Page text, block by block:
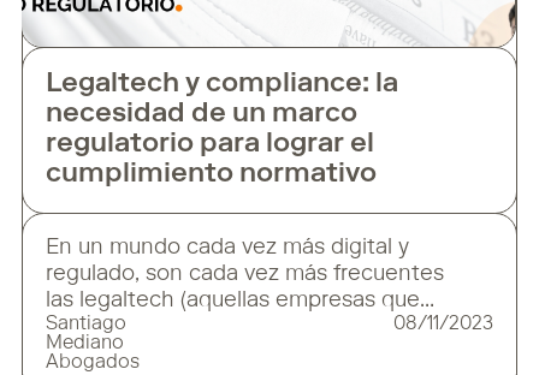
Legaltech y compliance: la
necesidad de un marco
regulatorio para lograr el
cumplimiento normativo
En un mundo cada vez más digital y
regulado, son cada vez más frecuentes
las legaltech (aquellas empresas que
fusionan el ámbito legal con la innovación
tecnológica) en el sector legal para
Santiago
Mediano
Abogados
08/11/2023